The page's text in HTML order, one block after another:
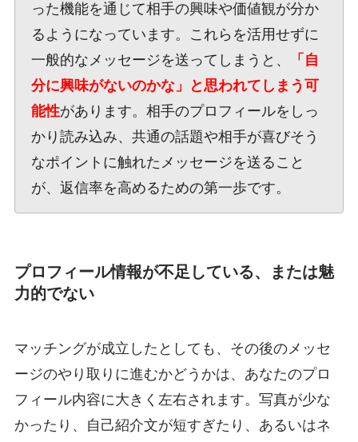
った機能を通じて相手の興味や価値観が分か
るようになっています。これらを活用せずに
一般的なメッセージを送ってしまうと、
「自
分に興味がないのかな」と思われてしまう可
能性があります。相手のプロフィールをしっ
かり読み込み、共通の話題や相手が喜びそう
なポイントに触れたメッセージを送ること
が、返信率を高めるための第一歩です。
プロフィール情報が不足している、または魅
力的でない
マッチングが成立したとしても、その後のメッセ
ージのやり取りに進むかどうかは、あなたのプロ
フィール内容に大きく左右されます。写真が少な
かったり、自己紹介文が短すぎたり、あるいはネ